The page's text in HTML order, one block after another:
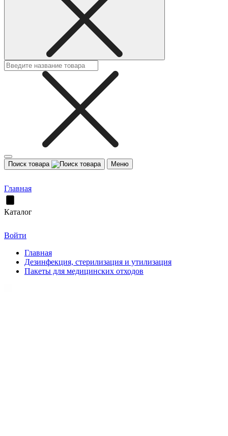
Поиск товара Меню
Главная
Каталог
Войти
Главная
Дезинфекция, стерилизация и утилизация
Пакеты для медицинских отходов